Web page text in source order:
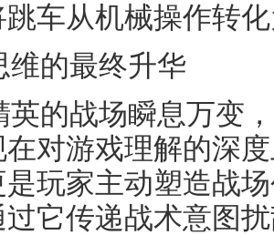
车从机械操作转
维的最终升华
英的战场瞬息万变
对游戏理解的深
玩家主动塑造战
它传递战术意图